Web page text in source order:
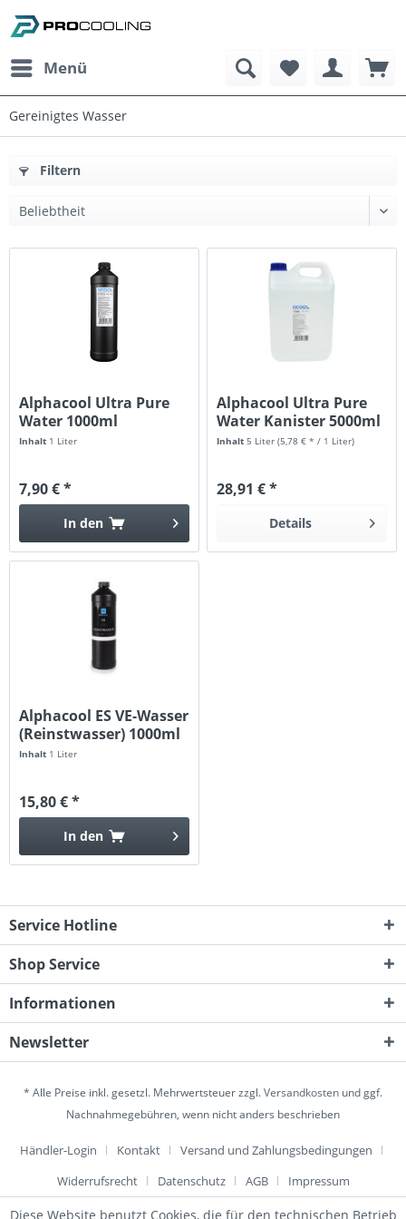
Menü
Gereinigtes Wasser
Filtern
Alphacool Ultra Pure
Water 1000ml
Inhalt 1 Liter
7,90 € *
In den
Alphacool Ultra Pure
Water Kanister 5000ml
Inhalt5 Liter(5,78 € * / 1 Liter)
28,91 € *
Details
Alphacool ES VE-Wasser
(Reinstwasser) 1000ml
Inhalt 1 Liter
15,80 € *
In den
Service Hotline
Shop Service
Informationen
Newsletter
* Alle Preise inkl. gesetzl. Mehrwertsteuer zzgl.Versandkosten und ggf.
Nachnahmegebühren, wenn nicht anders beschrieben
Händler-Login Kontakt
Versand und Zahlungsbedingungen
Widerrufsrecht
Datenschutz AGB Impressum
Diese Website benutzt Cookies, die für den technischen Betrieb